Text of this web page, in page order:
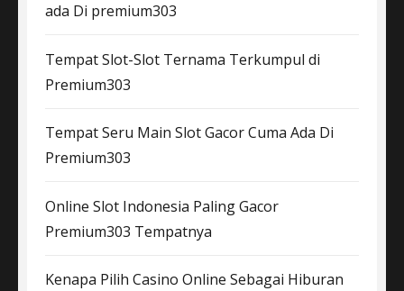
ada Di premium303
Tempat Slot-Slot Ternama Terkumpul di
Premium303
Tempat Seru Main Slot Gacor Cuma Ada Di
Premium303
Online Slot Indonesia Paling Gacor
Premium303 Tempatnya
Kenapa Pilih Casino Online Sebagai Hiburan